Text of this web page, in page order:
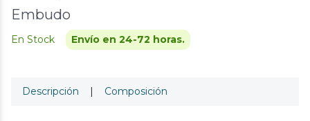
Embudo
En Stock Envío en 24-72 horas.
Descripción | Composición